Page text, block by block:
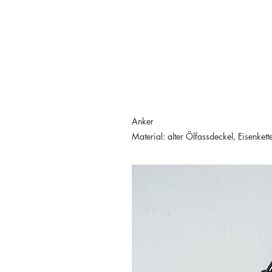
Anker
Material: alter Ölfassdeckel,